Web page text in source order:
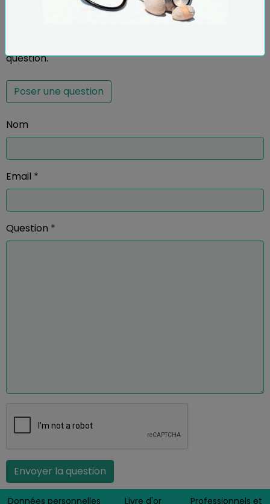
question.
Poser une question
Nom
Email
Question
Envoyer la question
Données personnelles Livre d'or Professionnels et